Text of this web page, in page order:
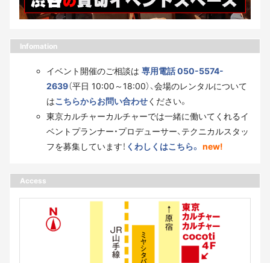
Infomation
イベント開催のご相談は 専用電話 050-5574-
2639（平日 10:00～18:00）、会場のレンタルについて
はこちらからお問い合わせください。
東京カルチャーカルチャーでは一緒に働いてくれるイ
ベントプランナー・プロデューサー、テクニカルスタッ
フを募集しています！ くわしくはこちら。 new!
Access